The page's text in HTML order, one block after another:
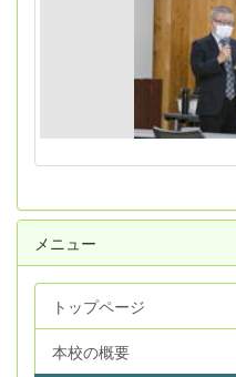
メニュー
トップページ
本校の概要